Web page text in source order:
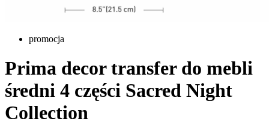
promocja
Prima decor transfer do mebli
średni 4 części Sacred Night
Collection